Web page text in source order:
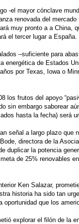
-el mayor cónclave
renovada del
muy pronto a a China,
el tercer lugar a España.
–suficiente para
energética de Estados
por Texas, Iowa o
los frutos del apoyo
sin embargo saborear
hasta la fecha) será
señal a largo plazo
directora de la
duplicar la potencia
de 25% renovables
Ken Salazar,
historia ha sido tan
oportunidad que los
explorar el filón de la